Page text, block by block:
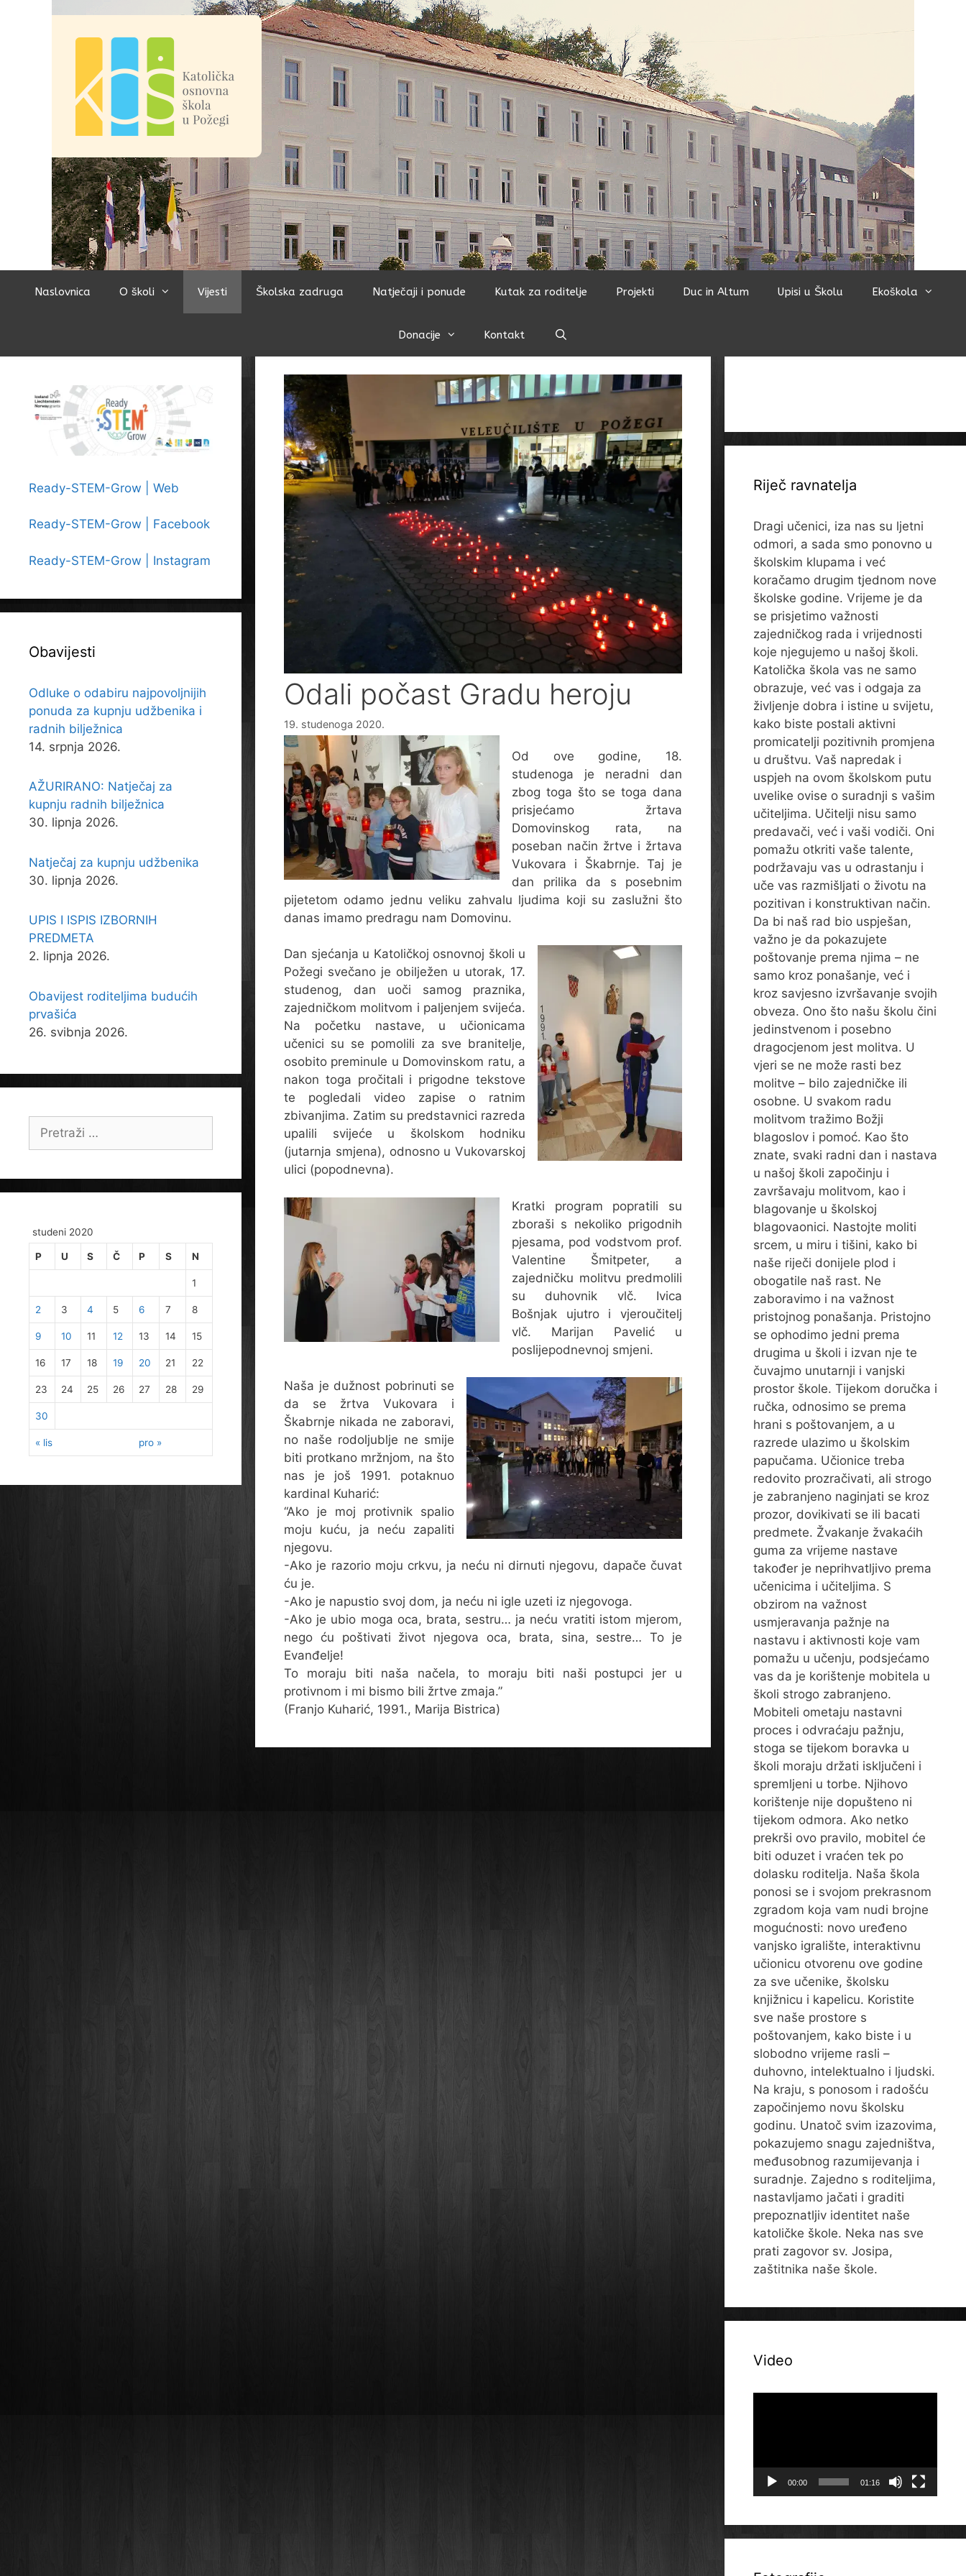
Naslovnica O školi Vijesti Školska zadruga Natječaji i ponude Kutak za roditelje Projekti Duc in Altum Upisi u Školu Ekoškola
Donacije Kontakt
Odali počast Gradu heroju
19. studenoga 2020.
Od ove godine, 18.
studenoga je neradni dan
zbog toga što se toga dana
prisjećamo žrtava
Domovinskog rata, na
poseban način žrtve i žrtava
Vukovara i Škabrnje. Taj je
dan prilika da s posebnim
pijetetom odamo jednu veliku zahvalu ljudima koji su zaslužni što
danas imamo predragu nam Domovinu.
Dan sjećanja u Katoličkoj osnovnoj školi u
Požegi svečano je obilježen u utorak, 17.
studenog, dan uoči samog praznika,
zajedničkom molitvom i paljenjem svijeća.
Na početku nastave, u učionicama
učenici su se pomolili za sve branitelje,
osobito preminule u Domovinskom ratu, a
nakon toga pročitali i prigodne tekstove
te pogledali video zapise o ratnim
zbivanjima. Zatim su predstavnici razreda
upalili svijeće u školskom hodniku
(jutarnja smjena), odnosno u Vukovarskoj
ulici (popodnevna).
Kratki program popratili su
zboraši s nekoliko prigodnih
pjesama, pod vodstvom prof.
Valentine Šmitpeter, a
zajedničku molitvu predmolili
su duhovnik vlč. Ivica
Bošnjak ujutro i vjeroučitelj
vlč. Marijan Pavelić u
poslijepodnevnoj smjeni.
Naša je dužnost pobrinuti se
da se žrtva Vukovara i
Škabrnje nikada ne zaboravi,
no naše rodoljublje ne smije
biti protkano mržnjom, na što
nas je još 1991. potaknuo
kardinal Kuharić:
“Ako je moj protivnik spalio
moju kuću, ja neću zapaliti
njegovu.
-Ako je razorio moju crkvu, ja neću ni dirnuti njegovu, dapače čuvat
ću je.
-Ako je napustio svoj dom, ja neću ni igle uzeti iz njegovoga.
-Ako je ubio moga oca, brata, sestru… ja neću vratiti istom mjerom,
nego ću poštivati život njegova oca, brata, sina, sestre… To je
Evanđelje!
To moraju biti naša načela, to moraju biti naši postupci jer u
protivnom i mi bismo bili žrtve zmaja.”
(Franjo Kuharić, 1991., Marija Bistrica)
Ready-STEM-Grow | Web
Ready-STEM-Grow | Facebook
Ready-STEM-Grow | Instagram
Obavijesti
Odluke o odabiru najpovoljnijih
ponuda za kupnju udžbenika i
radnih bilježnica
14. srpnja 2026.
AŽURIRANO: Natječaj za
kupnju radnih bilježnica
30. lipnja 2026.
Natječaj za kupnju udžbenika
30. lipnja 2026.
UPIS I ISPIS IZBORNIH
PREDMETA
2. lipnja 2026.
Obavijest roditeljima budućih
prvašića
26. svibnja 2026.
studeni 2020
P U S Č P S N
« lis pro »
1
2 3 4 5 6 7 8
9 10 11 12 13 14 15
16 17 18 19 20 21 22
23 24 25 26 27 28 29
30
Riječ ravnatelja
Dragi učenici, iza nas su ljetni
odmori, a sada smo ponovno u
školskim klupama i već
koračamo drugim tjednom nove
školske godine. Vrijeme je da
se prisjetimo važnosti
zajedničkog rada i vrijednosti
koje njegujemo u našoj školi.
Katolička škola vas ne samo
obrazuje, već vas i odgaja za
življenje dobra i istine u svijetu,
kako biste postali aktivni
promicatelji pozitivnih promjena
u društvu. Vaš napredak i
uspjeh na ovom školskom putu
uvelike ovise o suradnji s vašim
učiteljima. Učitelji nisu samo
predavači, već i vaši vodiči. Oni
pomažu otkriti vaše talente,
podržavaju vas u odrastanju i
uče vas razmišljati o životu na
pozitivan i konstruktivan način.
Da bi naš rad bio uspješan,
važno je da pokazujete
poštovanje prema njima – ne
samo kroz ponašanje, već i
kroz savjesno izvršavanje svojih
obveza. Ono što našu školu čini
jedinstvenom i posebno
dragocjenom jest molitva. U
vjeri se ne može rasti bez
molitve – bilo zajedničke ili
osobne. U svakom radu
molitvom tražimo Božji
blagoslov i pomoć. Kao što
znate, svaki radni dan i nastava
u našoj školi započinju i
završavaju molitvom, kao i
blagovanje u školskoj
blagovaonici. Nastojte moliti
srcem, u miru i tišini, kako bi
naše riječi donijele plod i
obogatile naš rast. Ne
zaboravimo i na važnost
pristojnog ponašanja. Pristojno
se ophodimo jedni prema
drugima u školi i izvan nje te
čuvajmo unutarnji i vanjski
prostor škole. Tijekom doručka i
ručka, odnosimo se prema
hrani s poštovanjem, a u
razrede ulazimo u školskim
papučama. Učionice treba
redovito prozračivati, ali strogo
je zabranjeno naginjati se kroz
prozor, dovikivati se ili bacati
predmete. Žvakanje žvakaćih
guma za vrijeme nastave
također je neprihvatljivo prema
učenicima i učiteljima. S
obzirom na važnost
usmjeravanja pažnje na
nastavu i aktivnosti koje vam
pomažu u učenju, podsjećamo
vas da je korištenje mobitela u
školi strogo zabranjeno.
Mobiteli ometaju nastavni
proces i odvraćaju pažnju,
stoga se tijekom boravka u
školi moraju držati isključeni i
spremljeni u torbe. Njihovo
korištenje nije dopušteno ni
tijekom odmora. Ako netko
prekrši ovo pravilo, mobitel će
biti oduzet i vraćen tek po
dolasku roditelja. Naša škola
ponosi se i svojom prekrasnom
zgradom koja vam nudi brojne
mogućnosti: novo uređeno
vanjsko igralište, interaktivnu
učionicu otvorenu ove godine
za sve učenike, školsku
knjižnicu i kapelicu. Koristite
sve naše prostore s
poštovanjem, kako biste i u
slobodno vrijeme rasli –
duhovno, intelektualno i ljudski.
Na kraju, s ponosom i radošću
započinjemo novu školsku
godinu. Unatoč svim izazovima,
pokazujemo snagu zajedništva,
međusobnog razumijevanja i
suradnje. Zajedno s roditeljima,
nastavljamo jačati i graditi
prepoznatljiv identitet naše
katoličke škole. Neka nas sve
prati zagovor sv. Josipa,
zaštitnika naše škole.
Video
00:00 01:16